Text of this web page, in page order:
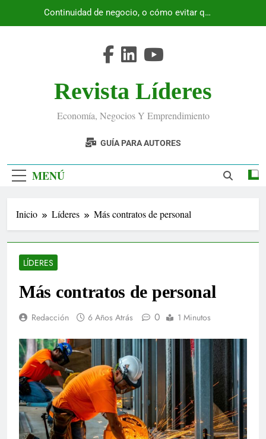
Continuidad de negocio, o cómo evitar que
Revista Líderes
Economía, Negocios Y Emprendimiento
GUÍA PARA AUTORES
MENÚ
Inicio Líderes Más contratos de personal
LÍDERES
Más contratos de personal
Redacción 6 Años Atrás 0 1 Minutos